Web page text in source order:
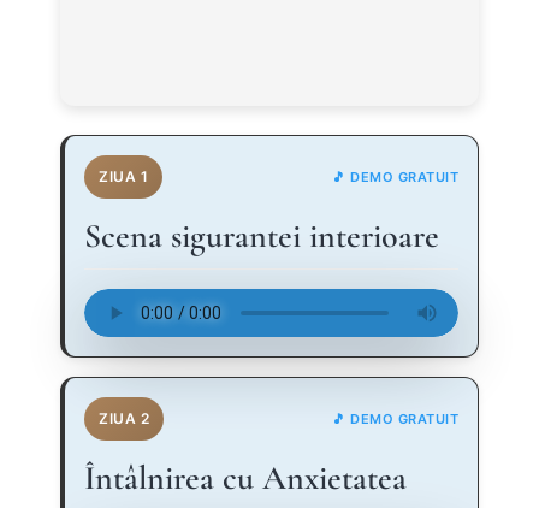
ZIUA 1 🎵 DEMO GRATUIT
Scena sigurantei interioare
ZIUA 2 🎵 DEMO GRATUIT
Întâlnirea cu Anxietatea